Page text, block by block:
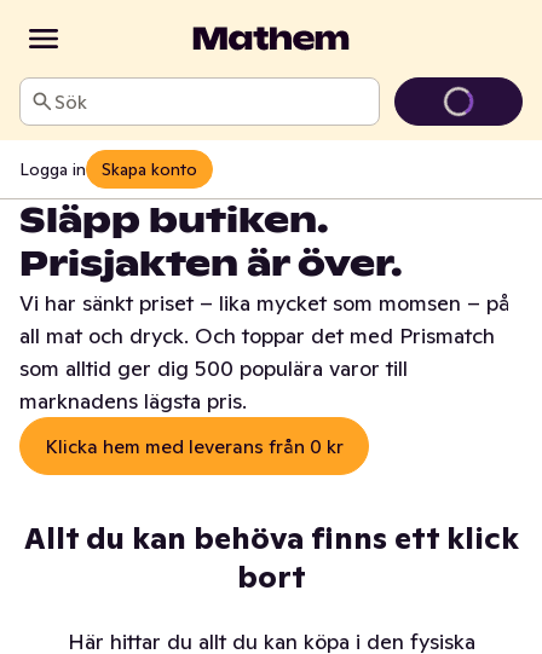
Sök
Logga in Skapa konto
Släpp butiken.
Prisjakten är över.
Vi har sänkt priset – lika mycket som momsen – på
all mat och dryck. Och toppar det med Prismatch
som alltid ger dig 500 populära varor till
marknadens lägsta pris.
Klicka hem med leverans från 0 kr
Allt du kan behöva finns ett klick
bort
Här hittar du allt du kan köpa i den fysiska